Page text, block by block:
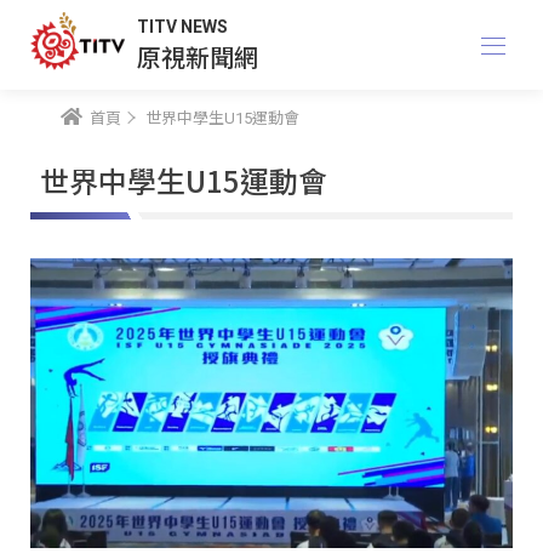
TITV NEWS
原視新聞網
首頁 世界中學生U15運動會
世界中學生U15運動會